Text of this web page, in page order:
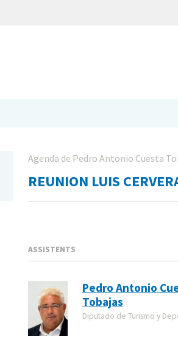
Agenda de Pedro Antonio Cuesta
REUNION LUIS
ASSISTENTS
Pedro Antonio
Tobajas
Diputado de Turismo y